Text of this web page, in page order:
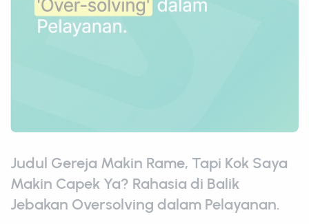
Judul Gereja Makin Rame, Tapi Kok Saya
Makin Capek Ya? Rahasia di Balik
Jebakan Oversolving dalam Pelayanan.